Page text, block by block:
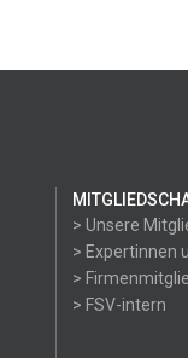
> Unsere
> Expertinnen
>
> FSV-intern